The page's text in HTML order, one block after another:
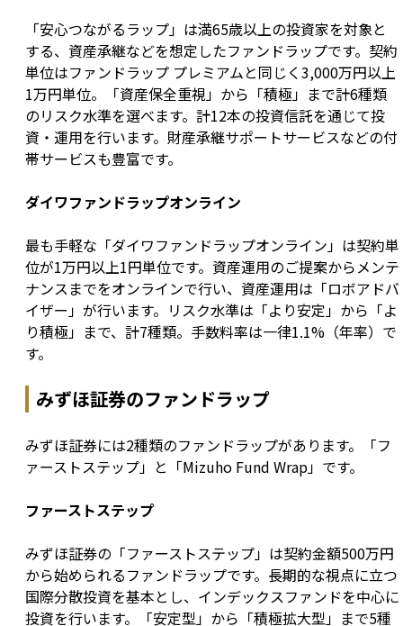
「安心つながるラップ」は満65歳以上の投資家を対象と
する、資産承継などを想定したファンドラップです。契約
単位はファンドラップ プレミアムと同じく3,000万円以上
1万円単位。「資産保全重視」から「積極」まで計6種類
のリスク水準を選べます。計12本の投資信託を通じて投
資・運用を行います。財産承継サポートサービスなどの付
帯サービスも豊富です。
ダイワファンドラップオンライン
最も手軽な「ダイワファンドラップオンライン」は契約単
位が1万円以上1円単位です。資産運用のご提案からメンテ
ナンスまでをオンラインで行い、資産運用は「ロボアドバ
イザー」が行います。リスク水準は「より安定」から「よ
り積極」まで、計7種類。手数料率は一律1.1%（年率）で
す。
みずほ証券のファンドラップ
みずほ証券には2種類のファンドラップがあります。「フ
ァーストステップ」と「Mizuho Fund Wrap」です。
ファーストステップ
みずほ証券の「ファーストステップ」は契約金額500万円
から始められるファンドラップです。長期的な視点に立つ
国際分散投資を基本とし、インデックスファンドを中心に
投資を行います。「安定型」から「積極拡大型」まで5種